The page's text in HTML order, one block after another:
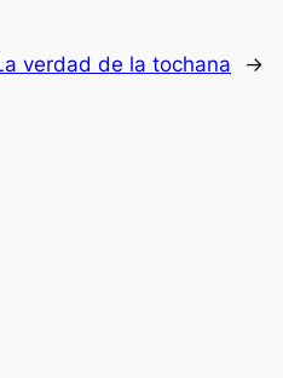
verdad de la tochana →